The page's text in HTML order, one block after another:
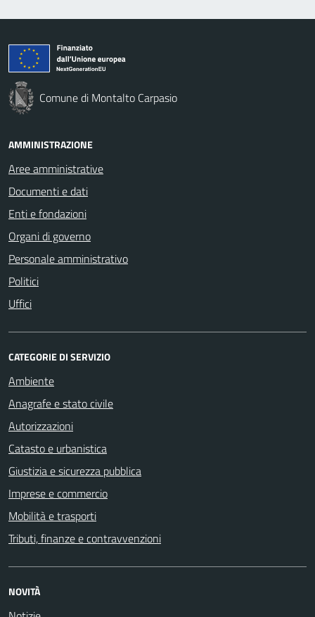
Comune di Montalto Carpasio
AMMINISTRAZIONE
Aree amministrative
Documenti e dati
Enti e fondazioni
Organi di governo
Personale amministrativo
Politici
Uffici
CATEGORIE DI SERVIZIO
Ambiente
Anagrafe e stato civile
Autorizzazioni
Catasto e urbanistica
Giustizia e sicurezza pubblica
Imprese e commercio
Mobilità e trasporti
Tributi, finanze e contravvenzioni
NOVITÀ